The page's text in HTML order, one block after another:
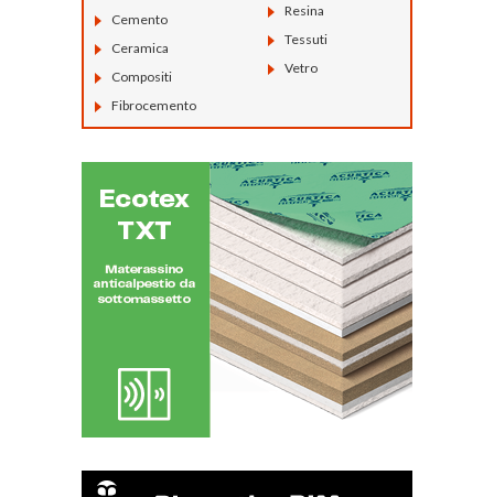
Cemento
Ceramica
Compositi
Fibrocemento
Resina
Tessuti
Vetro